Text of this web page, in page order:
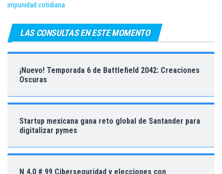
impunidad cotidiana
LAS CONSULTAS EN ESTE MOMENTO
¡Nuevo! Temporada 6 de Battlefield 2042: Creaciones
Oscuras
Startup mexicana gana reto global de Santander para
digitalizar pymes
N 4.0 # 99 Ciberseguridad y elecciones con